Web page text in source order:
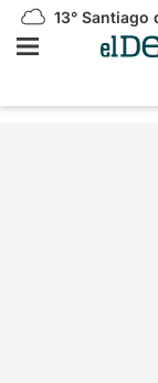
13° Santiago